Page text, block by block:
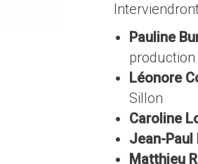
Pauline
Léonore
Sillon
Caroline
Jean-Paul
Matthieu